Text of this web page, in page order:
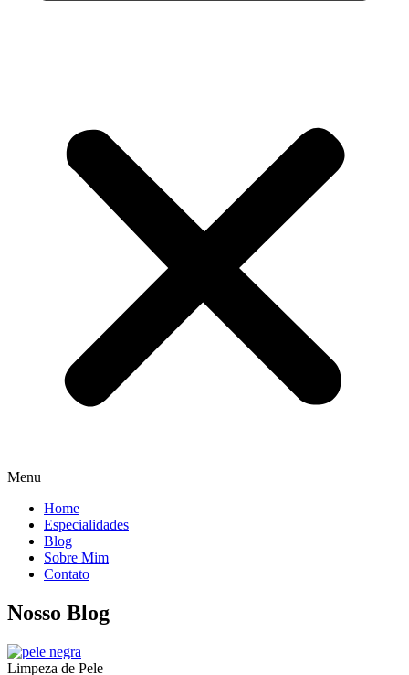
Menu
Home
Especialidades
Blog
Sobre Mim
Contato
Nosso Blog
Limpeza de Pele